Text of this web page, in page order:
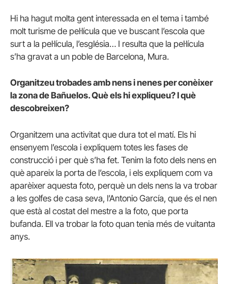
Hi ha hagut molta gent interessada en el tema i també
molt turisme de pel·lícula que ve buscant l’escola que
surt a la pel·lícula, l’església… I resulta que la pel·lícula
s’ha gravat a un poble de Barcelona, Mura.
Organitzeu trobades amb nens i nenes per conèixer
la zona de Bañuelos. Què els hi expliqueu? I què
descobreixen?
Organitzem una activitat que dura tot el matí. Els hi
ensenyem l’escola i expliquem totes les fases de
construcció i per què s’ha fet. Tenim la foto dels nens en
què apareix la porta de l’escola, i els expliquem com va
aparèixer aquesta foto, perquè un dels nens la va trobar
a les golfes de casa seva, l’Antonio García, que és el nen
que està al costat del mestre a la foto, que porta
bufanda. Ell va trobar la foto quan tenia més de vuitanta
anys.